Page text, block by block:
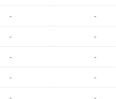
- -
- -
- -
- -